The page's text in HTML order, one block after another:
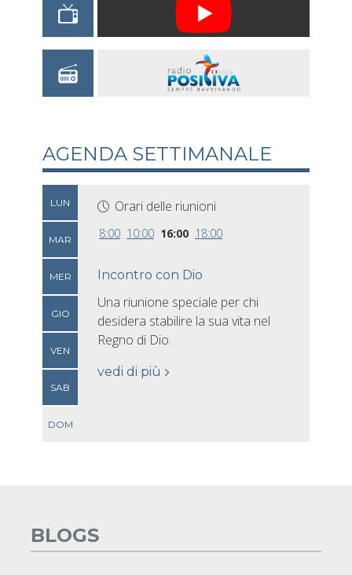
AGENDA SETTIMANALE
LUN
MAR
MER
GIO
VEN
SAB
DOM
Orari delle riunioni
8:00 10:00 16:00 18:00
Incontro con Dio
Una riunione speciale per chi
desidera stabilire la sua vita nel
Regno di Dio.
vedi di più
BLOGS